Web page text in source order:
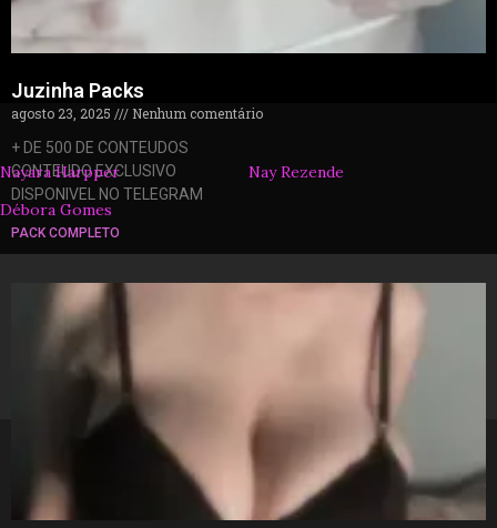
Juzinha Packs
agosto 23, 2025
Nenhum comentário
+ DE 500 DE CONTEUDOS
CONTEUDO EXCLUSIVO
DISPONIVEL NO TELEGRAM
PACK COMPLETO
Nayara Harpper
Nay Rezende
Débora Gomes
© 2026 packzinhos.com.br – Todos os direitos
reservados